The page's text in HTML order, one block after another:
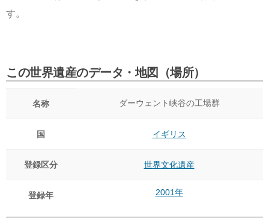
す。
この世界遺産のデータ・地図（場所）
名称 ダーウェント峡谷の工場群
国 イギリス
登録区分 世界文化遺産
登録年 2001年